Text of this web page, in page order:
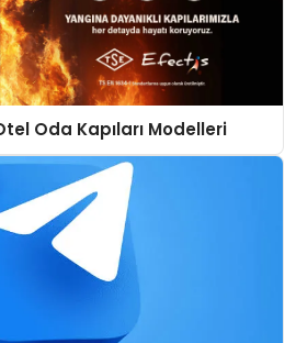
Oda Kapıları Modelleri